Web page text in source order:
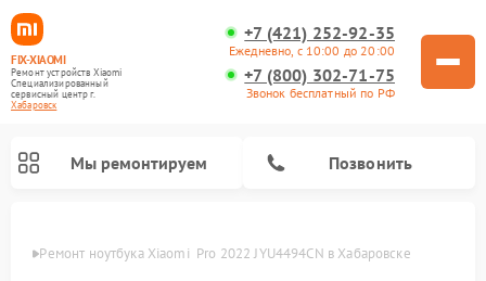
FIX-XIAOMI
Ремонт устройств Xiaomi
Специализированный
cервисный центр г.
Хабаровск
+7 (421) 252-92-35
Ежедневно, с 10:00 до 20:00
+7 (800) 302-71-75
Звонок бесплатный по РФ
Мы ремонтируем Позвонить
Ремонт ноутбука Xiaomi  Pro 2022 JYU4494CN в Хабаровске